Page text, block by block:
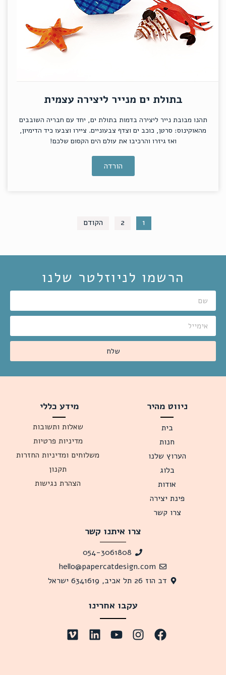
בתולת ים מנייר ליצירה עצמית
תהנו מבובת נייר ליצירה בדמות בתולת ים, יחד עם חבריה השובבים
מהאוקינוס: סרטן, כוכב ים וצדף צבעוניים. ציירו וצבעו כיד הדימיון,
ואז גיזרו והרכיבו את עולם הים הקסום שלכם!
הורדה
1
2 הקודם
הרשמו לניוזלטר שלנו
שלח
ניווט מהיר
בית
חנות
הערוץ שלנו
בלוג
אודות
פינת יצירה
צרו קשר
מידע כללי
שאלות ותשובות
מדיניות פרטיות
משלוחים ומדיניות החזרות
תקנון
הצהרת נגישות
צרו איתנו קשר
054-3061808
hello@papercatdesign.com
דב הוז 26 תל אביב, 6341619 ישראל
עקבו אחרינו